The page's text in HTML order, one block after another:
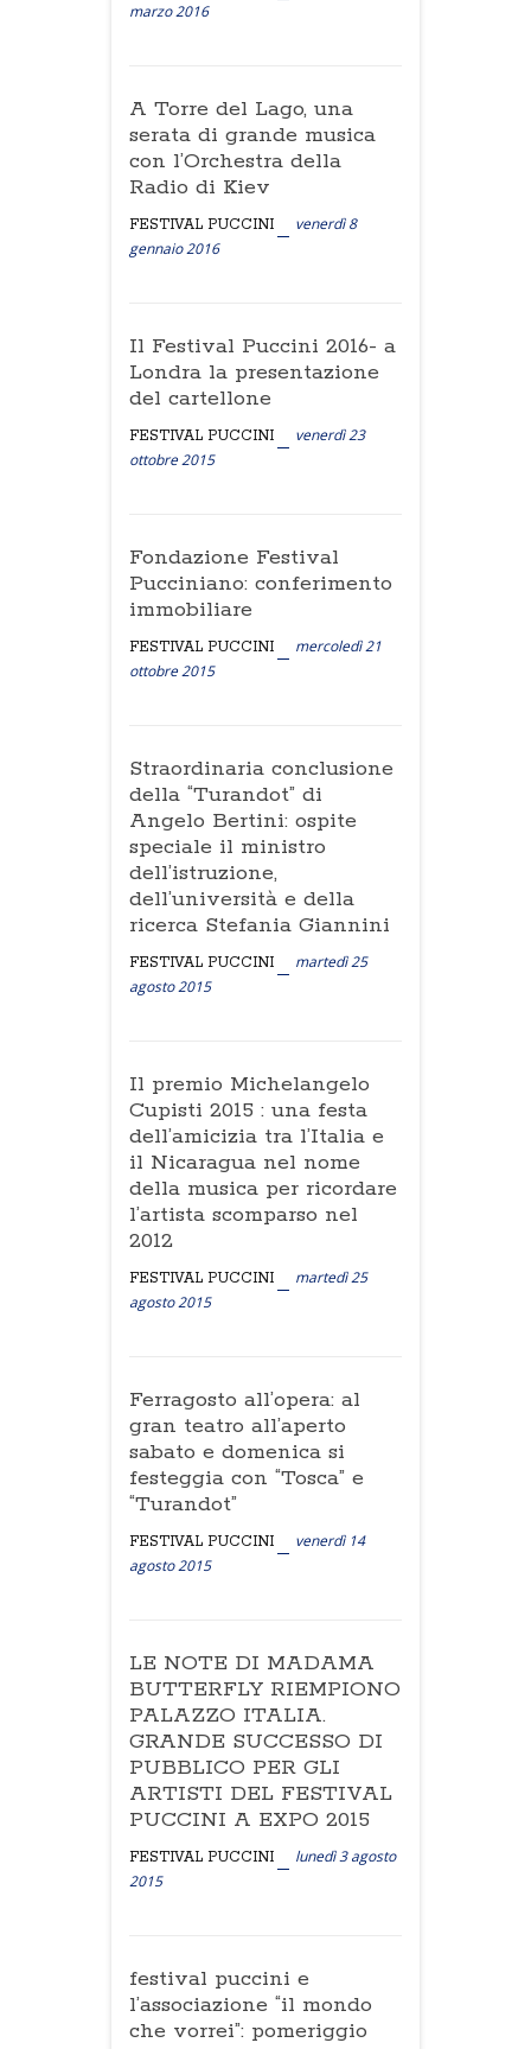
marzo 2016
A Torre del Lago, una
serata di grande musica
con l’Orchestra della
Radio di Kiev
FESTIVAL PUCCINI
venerdì 8
gennaio 2016
Il Festival Puccini 2016- a
Londra la presentazione
del cartellone
FESTIVAL PUCCINI
venerdì 23
ottobre 2015
Fondazione Festival
Pucciniano: conferimento
immobiliare
FESTIVAL PUCCINI
mercoledì 21
ottobre 2015
Straordinaria conclusione
della “Turandot” di
Angelo Bertini: ospite
speciale il ministro
dell’istruzione,
dell’università e della
ricerca Stefania Giannini
FESTIVAL PUCCINI
martedì 25
agosto 2015
Il premio Michelangelo
Cupisti 2015 : una festa
dell’amicizia tra l’Italia e
il Nicaragua nel nome
della musica per ricordare
l’artista scomparso nel
2012
FESTIVAL PUCCINI
martedì 25
agosto 2015
Ferragosto all’opera: al
gran teatro all’aperto
sabato e domenica si
festeggia con “Tosca” e
“Turandot”
FESTIVAL PUCCINI
venerdì 14
agosto 2015
LE NOTE DI MADAMA
BUTTERFLY RIEMPIONO
PALAZZO ITALIA.
GRANDE SUCCESSO DI
PUBBLICO PER GLI
ARTISTI DEL FESTIVAL
PUCCINI A EXPO 2015
FESTIVAL PUCCINI
lunedì 3 agosto
2015
festival puccini e
l’associazione “il mondo
che vorrei”: pomeriggio